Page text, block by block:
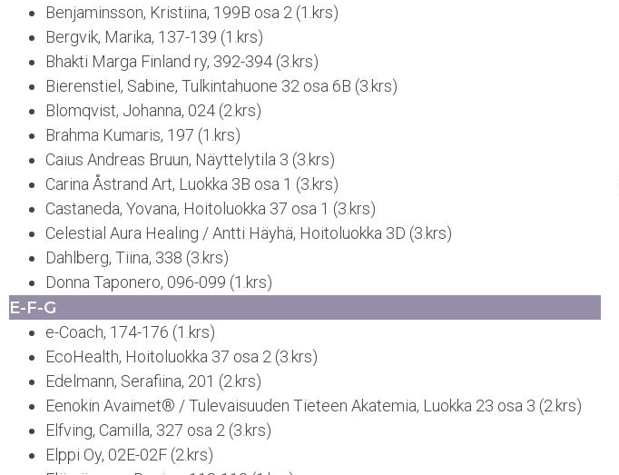
Benjaminsson, Kristiina, 199B osa 2 (1.krs)
Bergvik, Marika, 137-139 (1.krs)
Bhakti Marga Finland ry, 392-394 (3.krs)
Bierenstiel, Sabine, Tulkintahuone 32 osa 6B (3.krs)
Blomqvist, Johanna, 024 (2.krs)
Brahma Kumaris, 197 (1.krs)
Caius Andreas Bruun, Näyttelytila 3 (3.krs)
Carina Åstrand Art, Luokka 3B osa 1 (3.krs)
Castaneda, Yovana, Hoitoluokka 37 osa 1 (3.krs)
Celestial Aura Healing / Antti Häyhä, Hoitoluokka 3D (3.krs)
Dahlberg, Tiina, 338 (3.krs)
Donna Taponero, 096-099 (1.krs)
E-F-G
e-Coach, 174-176 (1.krs)
EcoHealth, Hoitoluokka 37 osa 2 (3.krs)
Edelmann, Serafiina, 201 (2.krs)
Eenokin Avaimet® / Tulevaisuuden Tieteen Akatemia, Luokka 23 osa 3 (2.krs)
Elfving, Camilla, 327 osa 2 (3.krs)
Elppi Oy, 02E-02F (2.krs)